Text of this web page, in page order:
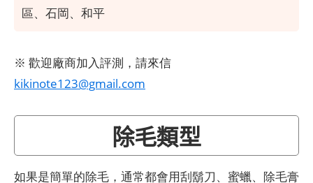
區、石岡、和平
※ 歡迎廠商加入評測，請來信
kikinote123@gmail.com
除毛類型
如果是簡單的除毛，通常都會用刮鬍刀、蜜蠟、除毛膏